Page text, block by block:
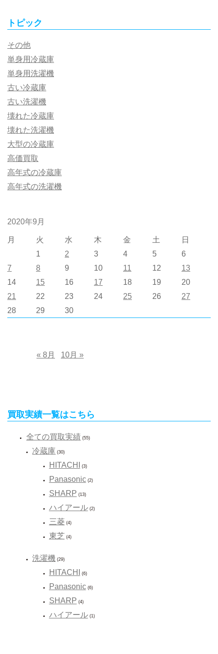
トピック
その他
単身用冷蔵庫
単身用洗濯機
古い冷蔵庫
古い洗濯機
壊れた冷蔵庫
壊れた洗濯機
大型の冷蔵庫
高価買取
高年式の冷蔵庫
高年式の洗濯機
2020年9月
月 火 水 木 金 土
日
1
2 3 4 5
6
7
8 9 10 11 12
13
14
15 16 17 18 19
20
21
22 23 24 25 26
27
28
29 30
« 8月 10月 »
買取実績一覧はこちら
全ての買取実績 (55)
冷蔵庫 (30)
HITACHI (3)
Panasonic(2)
SHARP (13)
ハイアール(2)
三菱(4)
東芝 (4)
洗濯機 (29)
HITACHI (6)
Panasonic(6)
SHARP (4)
ハイアール(1)